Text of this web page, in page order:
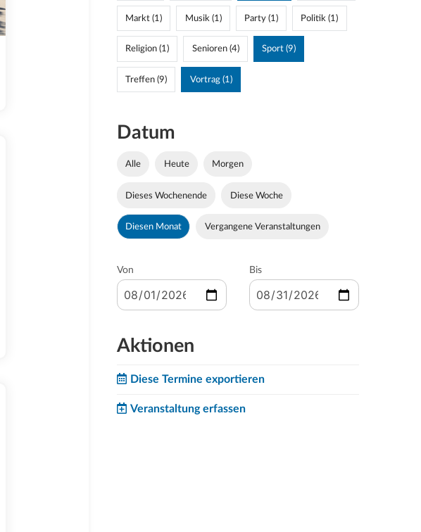
Markt (1) Musik (1) Party (1) Politik (1)
Religion (1) Senioren (4) Sport (9)
Treffen (9) Vortrag (1)
Datum
Alle Heute Morgen
Dieses Wochenende Diese Woche
Diesen Monat Vergangene Veranstaltungen
Von Bis
Aktionen
Diese Termine exportieren
Veranstaltung erfassen